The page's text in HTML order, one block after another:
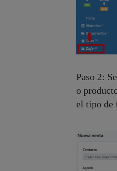
Paso 2:
o
el tipo de